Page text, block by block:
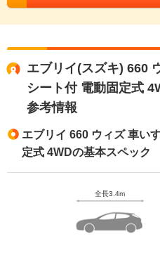
エブリイ(スズキ) 660
シート付 電動固定式
参考情報
エブリイ 660 ウィズ 車い
定式 4WDの基本スペック
全長3.4m